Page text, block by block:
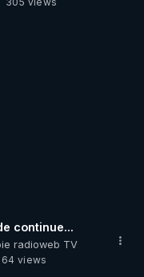
continue...
radioweb TV
64 views